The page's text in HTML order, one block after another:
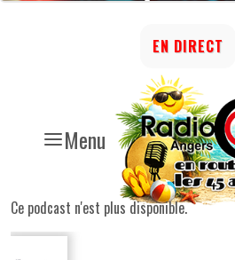
Menu
EN DIRECT
Ce podcast n'est plus disponible.